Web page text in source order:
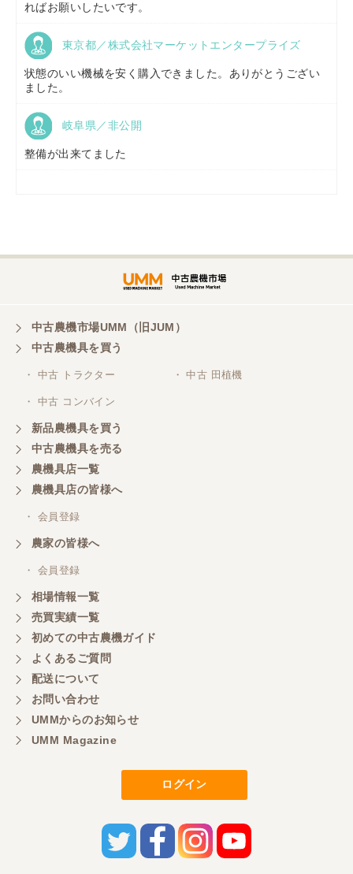
福島県／(有)草野商事
山形県／株式会社ノーキステージ
株式会社トミタモータース
三重県／株式会社 ケイ・エス・エンタープライズ
ればお願いしたいです。
東京都／株式会社マーケットエンタープライズ
状態のいい機械を安く購入できました。ありがとうござい
ました。
岐阜県／非公開
整備が出来てました
中古農機市場UMM（旧JUM）
中古農機具を買う
・ 中古 トラクター ・ 中古 田植機
・ 中古 コンバイン
新品農機具を買う
中古農機具を売る
農機具店一覧
農機具店の皆様へ
・ 会員登録
農家の皆様へ
・ 会員登録
相場情報一覧
売買実績一覧
初めての中古農機ガイド
よくあるご質問
配送について
お問い合わせ
UMMからのお知らせ
UMM Magazine
ログイン